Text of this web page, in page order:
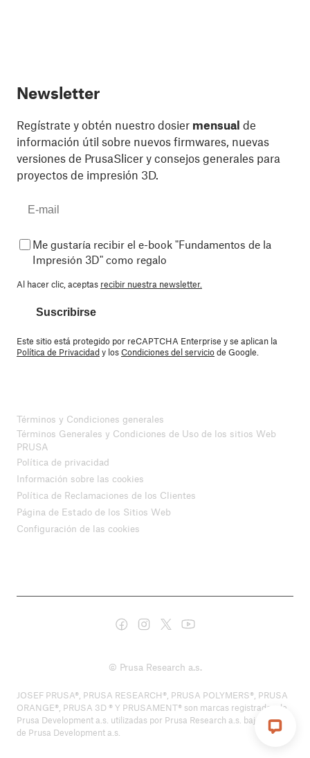
Newsletter
Regístrate y obtén nuestro dosier mensual de
información útil sobre nuevos firmwares, nuevas
versiones de PrusaSlicer y consejos generales para
proyectos de impresión 3D.
Me gustaría recibir el e-book "Fundamentos de la
Impresión 3D" como regalo
Al hacer clic, aceptas recibir nuestra newsletter.
Suscribirse
Este sitio está protegido por reCAPTCHA Enterprise y se aplican la
Política de Privacidady losCondiciones del serviciode Google.
Términos y Condiciones generales
Términos Generales y Condiciones de Uso de los sitios Web
PRUSA
Política de privacidad
Información sobre las cookies
Política de Reclamaciones de los Clientes
Página de Estado de los Sitios Web
Configuración de las cookies
© Prusa Research a.s.
JOSEF PRUSA®, PRUSA RESEARCH®, PRUSA POLYMERS®, PRUSA
ORANGE®, PRUSA 3D ® Y PRUSAMENT® son marcas registradas de
Prusa Development a.s. utilizadas por Prusa Research a.s. bajo licencia
de Prusa Development a.s.